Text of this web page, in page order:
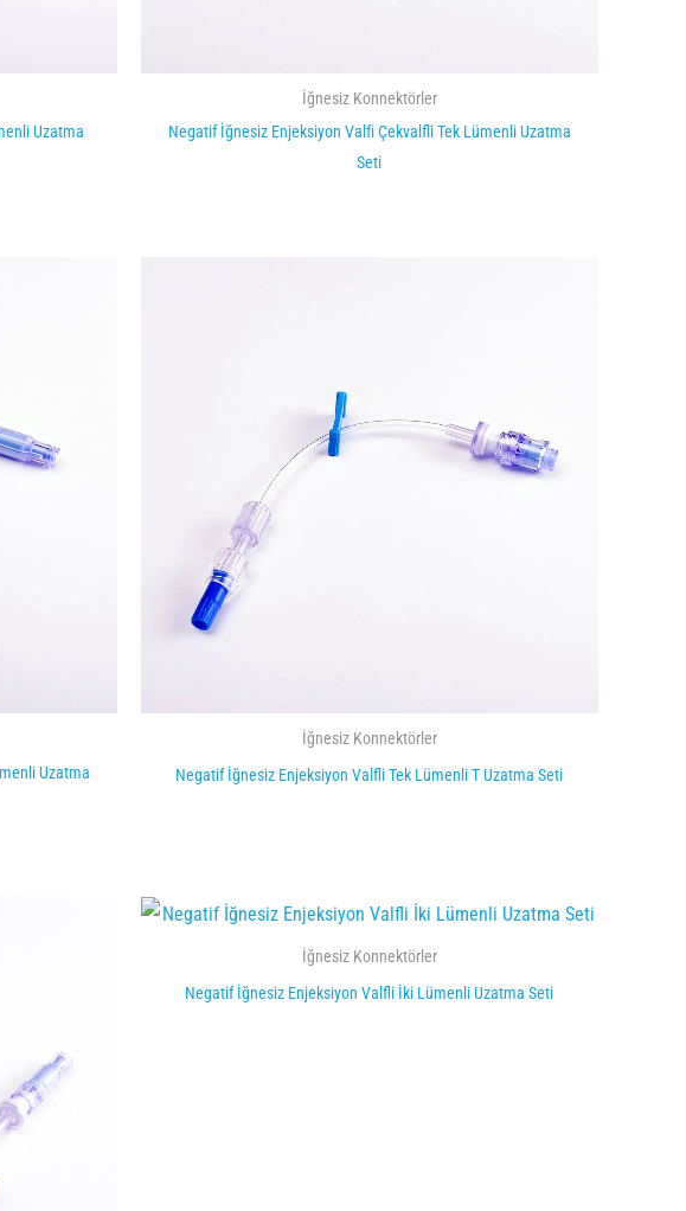
Uzatma
İğnesiz Konnektörler
Negatif İğnesiz Enjeksiyon Valfi Çekvalfli Tek Lümenli Uzatma
Seti
Uzatma
İğnesiz Konnektörler
Negatif İğnesiz Enjeksiyon Valfli Tek Lümenli T Uzatma Seti
İğnesiz Konnektörler
Negatif İğnesiz Enjeksiyon Valfli İki Lümenli Uzatma Seti